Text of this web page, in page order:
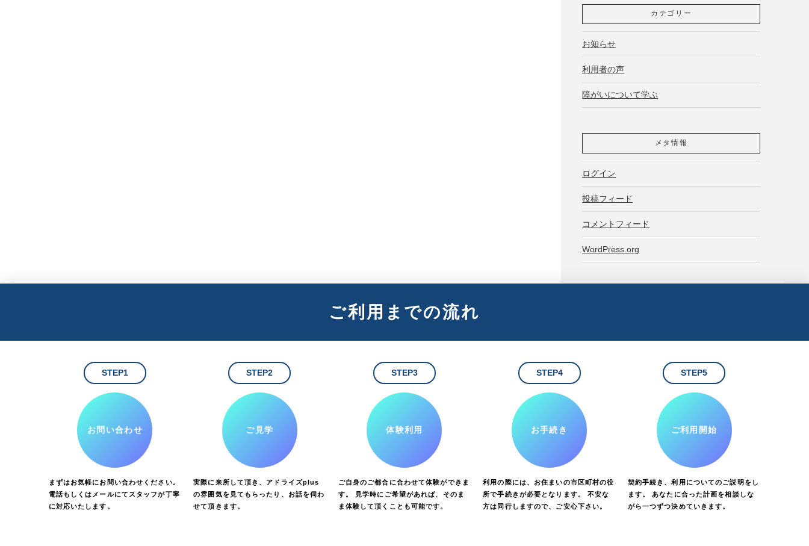
カテゴリー
お知らせ
利用者の声
障がいについて学ぶ
メタ情報
ログイン
投稿フィード
コメントフィード
WordPress.org
ご利用までの流れ
STEP1
お問い合わせ
まずはお気軽にお問い合わせください。
電話もしくはメールにてスタッフが丁寧
に対応いたします。
STEP2
ご見学
実際に来所して頂き、アドライズplus
の雰囲気を見てもらったり、お話を伺わ
せて頂きます。
STEP3
体験利用
ご自身のご都合に合わせて体験ができま
す。 見学時にご希望があれば、そのま
ま体験して頂くことも可能です。
STEP4
お手続き
利用の際には、お住まいの市区町村の役
所で手続きが必要となります。 不安な
方は同行しますので、ご安心下さい。
STEP5
ご利用開始
契約手続き、利用についてのご説明をし
ます。 あなたに合った計画を相談しな
がら一つずつ決めていきます。